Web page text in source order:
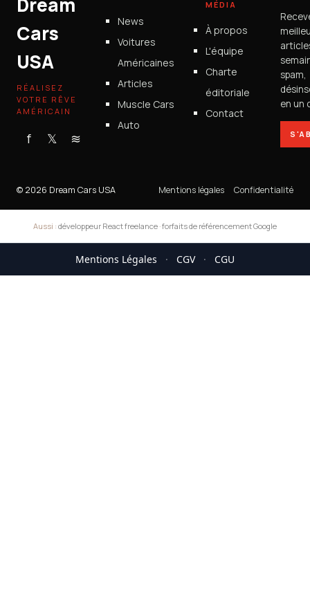
Cars
USA
RÉALISEZ
VOTRE RÊVE
AMÉRICAIN
f 𝕏 ≋
News
Voitures
Américaines
Articles
Muscle Cars
Auto
MÉDIA
À propos
L'équipe
Charte
éditoriale
Contact
spam,
en un
© 2026 Dream Cars USA Mentions légales Confidentialité
Aussi : développeur React freelance ·forfaits de référencement Google
Mentions Légales · CGV · CGU